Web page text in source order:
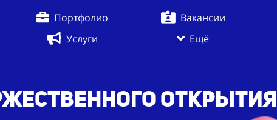
Портфолио
Вакансии
Услуги
Ещё
открытия